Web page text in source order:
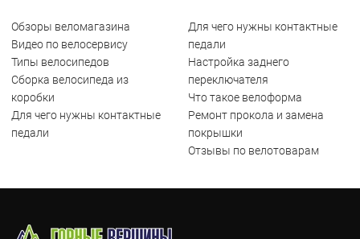
Обзоры веломагазина
Видео по велосервису
Типы велосипедов
Сборка велосипеда из
коробки
Для чего нужны контактные
педали
Для чего нужны контактные
педали
Настройка заднего
переключателя
Что такое велоформа
Ремонт прокола и замена
покрышки
Отзывы по велотоварам